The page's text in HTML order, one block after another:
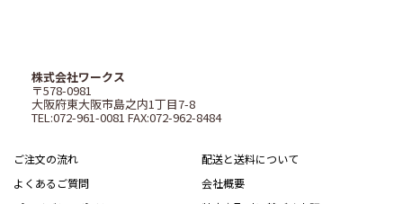
株式会社ワークス
〒578-0981
大阪府東大阪市島之内1丁目7-8
TEL:072-961-0081 FAX:072-962-8484
ご注文の流れ
配送と送料について
よくあるご質問
会社概要